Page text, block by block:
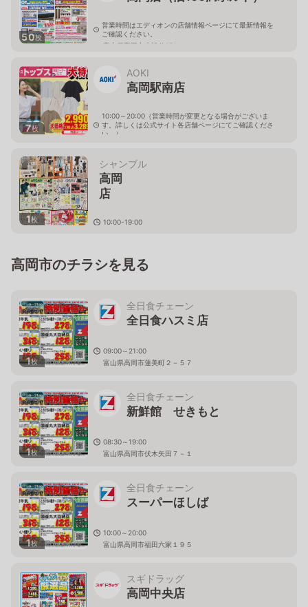
50枚
営業時間はエディオンの店舗情報ページにて最新情報を
ご確認ください。
富山県高岡市赤祖父671
7枚
AOKI
高岡駅南店
10:00～20:00（営業時間が変更となる場合がございま
す。詳しくは公式サイト各店舗ページにてご確認くださ
い。）
1枚
シャンブル
高岡
10:00-19:00
高岡市のチラシを見る
1枚
全日食チェーン
全日食ハスミ店
09:00～21:00
富山県高岡市蓮美町２－５７
1枚
全日食チェーン
新鮮館 せきもと
08:30～19:00
富山県高岡市伏木矢田７－１
1枚
全日食チェーン
スーパーほしば
10:00～20:00
富山県高岡市福田六家１９５
スギドラッグ
高岡中央店